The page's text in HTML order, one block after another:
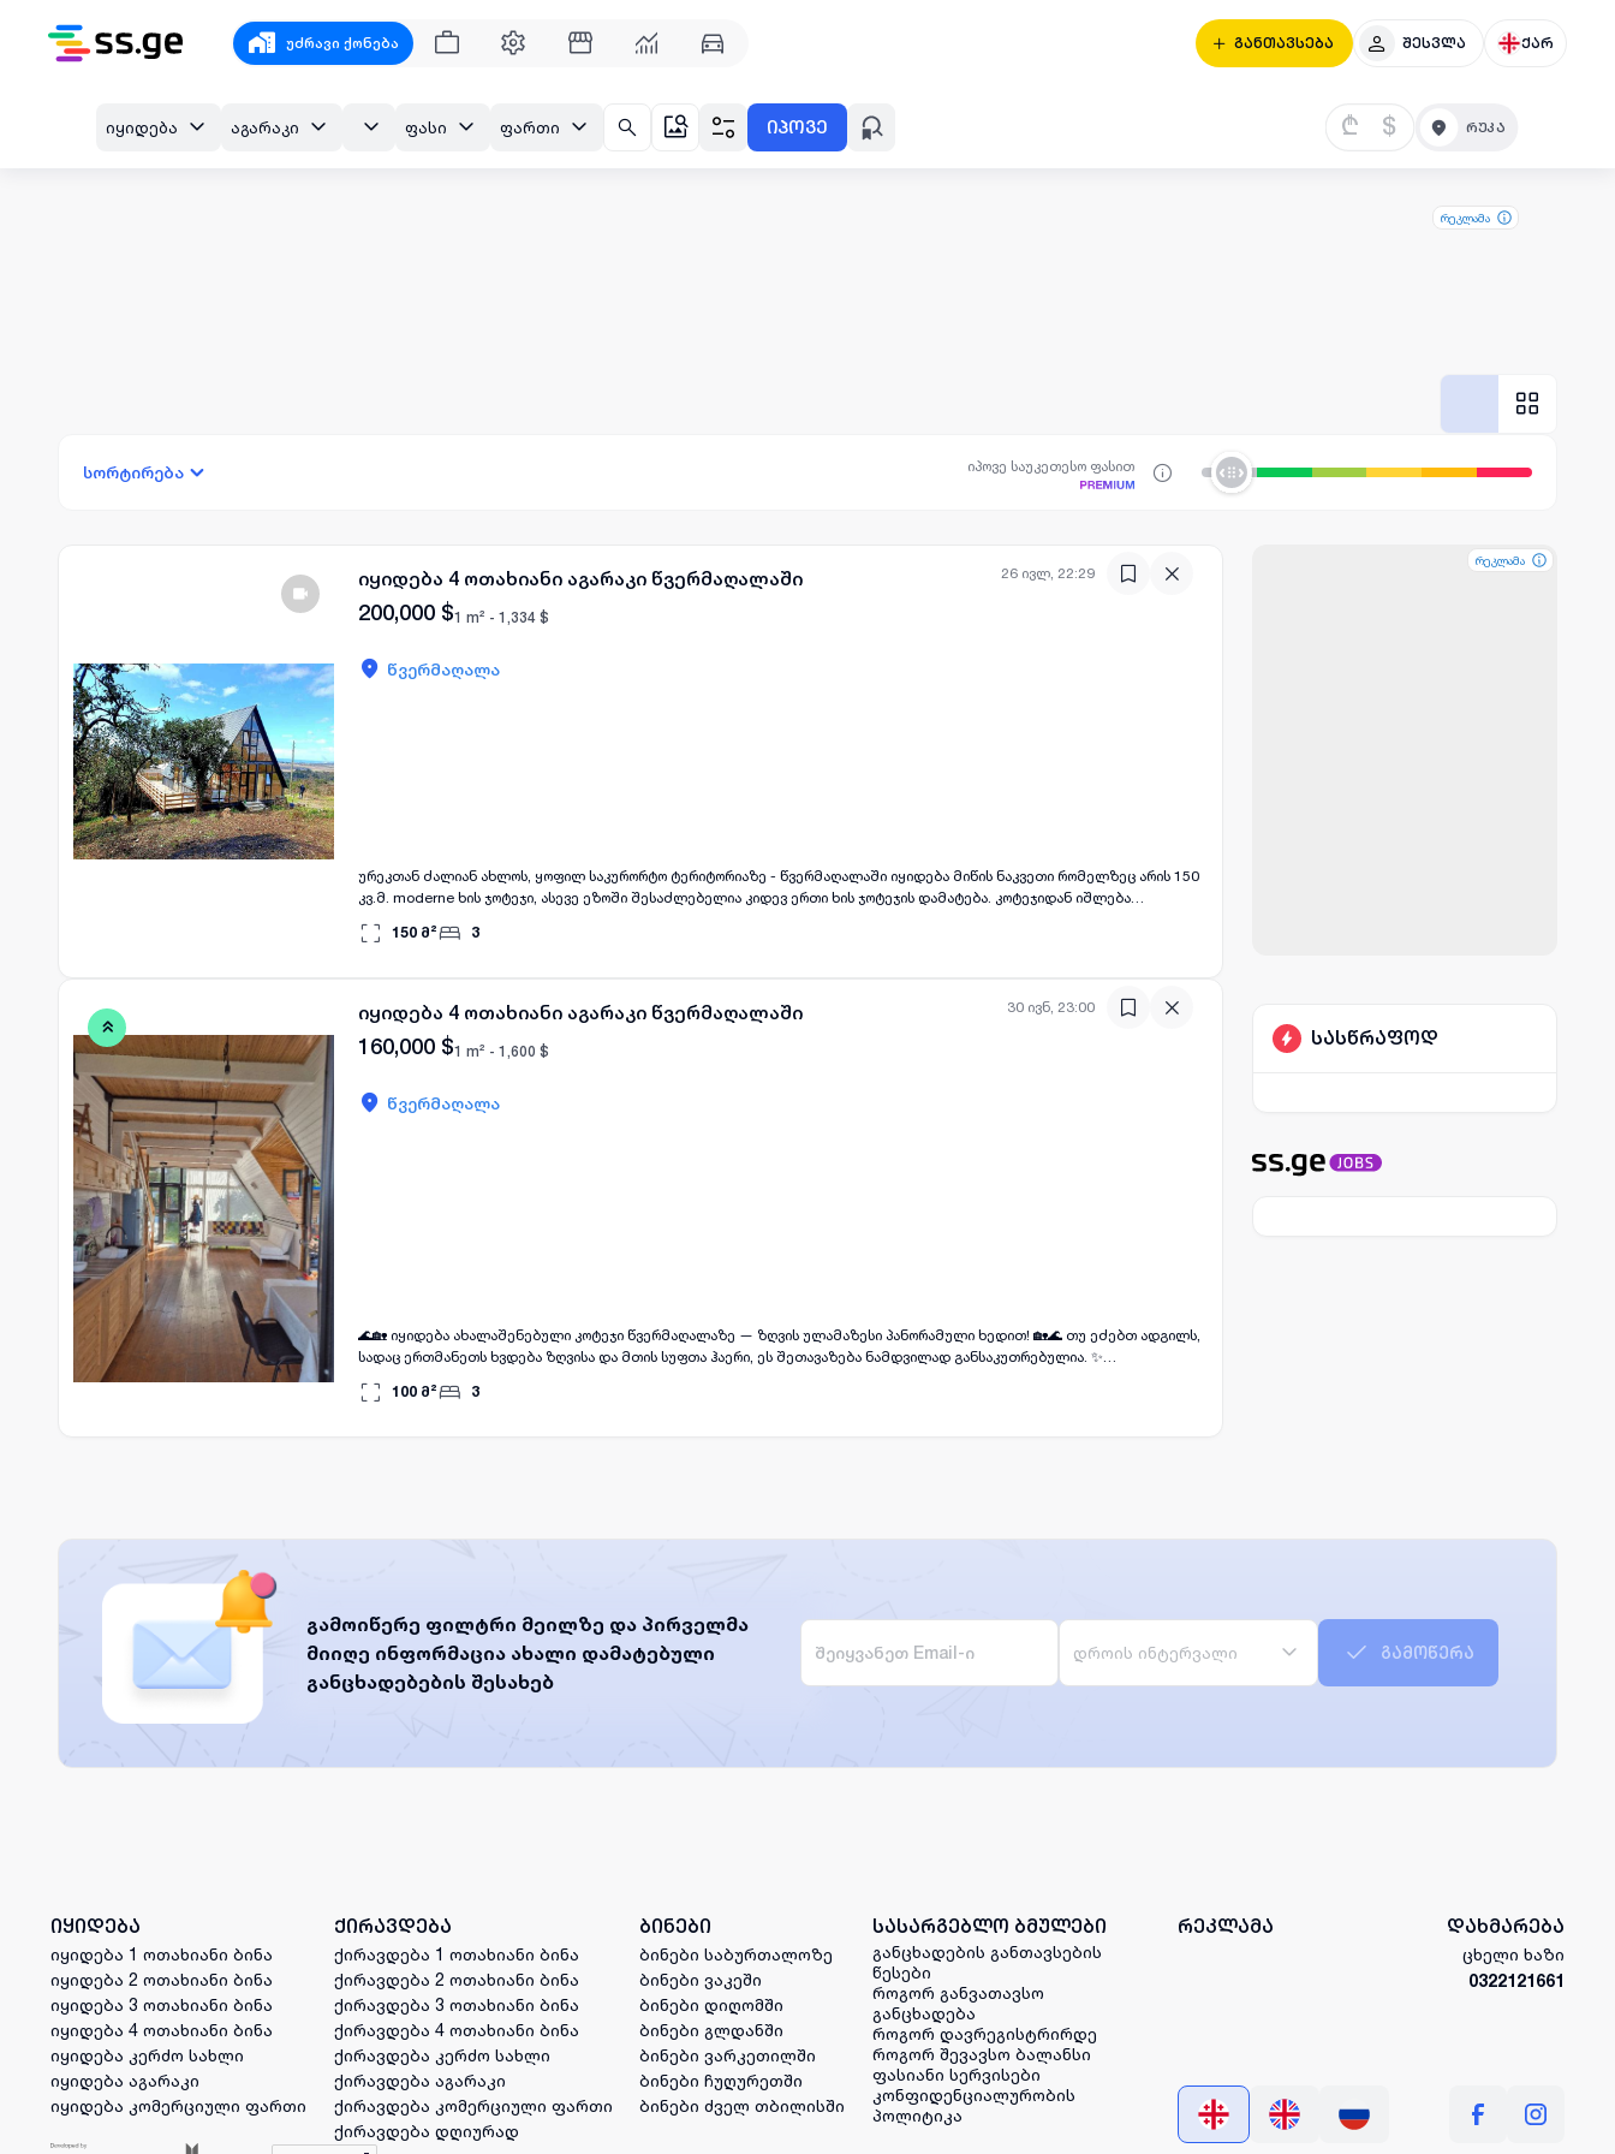
უძრავი ქონება განთავსება შესვლა ქარ
იყიდება აგარაკი ფასი ფართი იპოვე ₾ $
რეკლამა
სორტირება იპოვე საუკეთესო ფასით
26 ივლ, 22:29
იყიდება 4 ოთახიანი აგარაკი წვერმაღალაში
200,000 $1 m² - 1,334 $
წვერმაღალა
ურეკთან ძალიან ახლოს, ყოფილ საკურორტო ტერიტორიაზე - წვერმაღალაში იყიდება მიწის ნაკვეთი რომელზეც არის 150
კვ.მ. moderne ხის ჯოტეჯი, ასევე ეზოში შესაძლებელია კიდევ ერთი ხის ჯოტეჯის დამატება. კოტეჯიდან იშლება
ულამაზესი ხედები, არის ყველა კომუნიკაცია, კოტეჯში სრულად რჩება ყველა საჭირო ავეჯი და ტექნიკა. ეს ტერიტორია
ქობულეთდან არის დაშორებული 10 წთ -ით, ურეკიდან 5 წთ -ით და ა.შ.
150 მ² 3
30 ივნ, 23:00
იყიდება 4 ოთახიანი აგარაკი წვერმაღალაში
160,000 $1 m² - 1,600 $
წვერმაღალა
🌊🏡 იყიდება ახალაშენებული კოტეჯი წვერმაღალაზე — ზღვის ულამაზესი პანორამული ხედით! 🏡🌊 თუ ეძებთ ადგილს,
სადაც ერთმანეთს ხვდება ზღვისა და მთის სუფთა ჰაერი, ეს შეთავაზება ნამდვილად განსაკუთრებულია. ✨
ახალაშენებული, სრულად მოწყობილი კოტეჯი ✨ აღჭურვილია ყველა საჭირო ავეჯითა და ინვენტარით ✨ მზად არის
დაუყოვნებლივ გასაქირავებლად ან საცხოვრებლად ✨ უნიკალური კლიმატი — მთისა და ზღვის ჰაერის იდეალური
100 მ² 3
რეკლამა
რეკლამა
სასწრაფოდ
გამოიწერე ფილტრი მეილზე და პირველმა
მიიღე ინფორმაცია ახალი დამატებული
განცხადებების შესახებ
დროის ინტერვალი გამოწერა
იყიდება
იყიდება 1 ოთახიანი ბინა
იყიდება 2 ოთახიანი ბინა
იყიდება 3 ოთახიანი ბინა
იყიდება 4 ოთახიანი ბინა
იყიდება კერძო სახლი
იყიდება აგარაკი
იყიდება კომერციული ფართი
ქირავდება
ქირავდება 1 ოთახიანი ბინა
ქირავდება 2 ოთახიანი ბინა
ქირავდება 3 ოთახიანი ბინა
ქირავდება 4 ოთახიანი ბინა
ქირავდება კერძო სახლი
ქირავდება აგარაკი
ქირავდება კომერციული ფართი
ქირავდება დღიურად
ბინები
ბინები საბურთალოზე
ბინები ვაკეში
ბინები დიღომში
ბინები გლდანში
ბინები ვარკეთილში
ბინები ჩუღურეთში
ბინები ძველ თბილისში
სასარგებლო ბმულები
განცხადების განთავსების
წესები
როგორ განვათავსო
განცხადება
როგორ დავრეგისტრირდე
როგორ შევავსო ბალანსი
ფასიანი სერვისები
კონფიდენციალურობის
პოლიტიკა
რეკლამა დახმარება
ცხელი ხაზი
0322121661